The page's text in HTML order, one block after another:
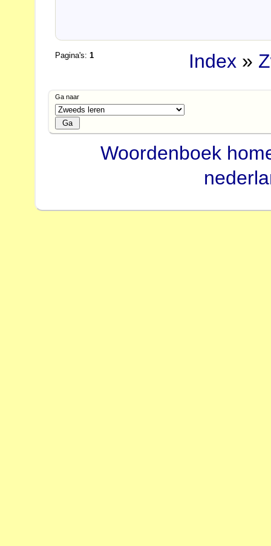
Pagina's:1 Index »
Ga naar
Woordenboek